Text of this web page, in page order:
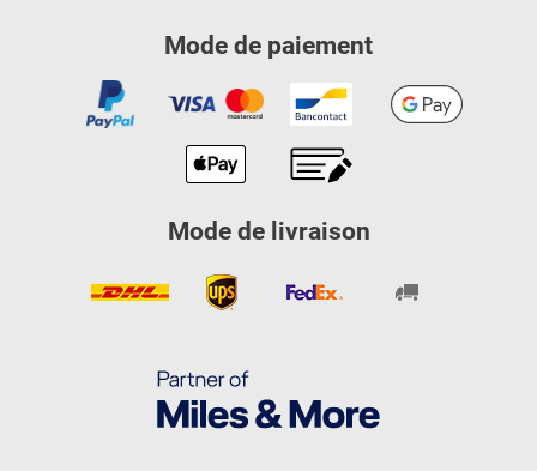
Mode de paiement
Mode de livraison